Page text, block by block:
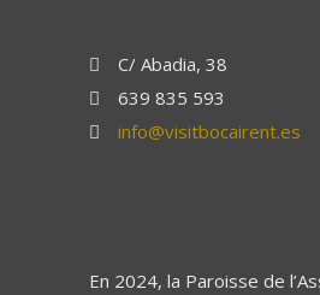
C/ Abadia, 38
639 835 593
info@visitbocairent.es
En 2024, la Paroisse de